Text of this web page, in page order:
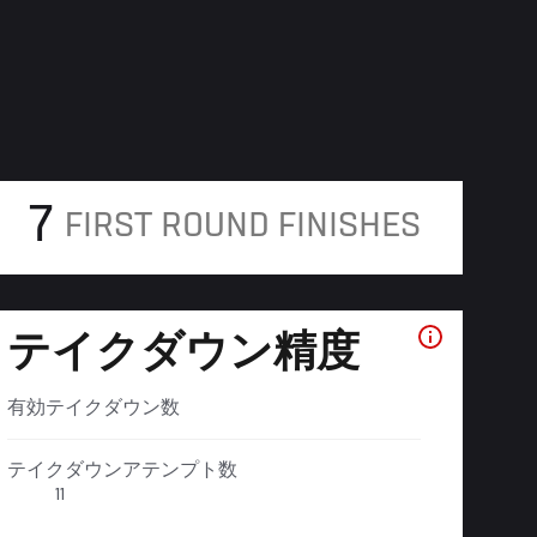
7 FIRST ROUND FINISHES
テイクダウン精度
有効テイクダウン数
テイクダウンアテンプト数
11